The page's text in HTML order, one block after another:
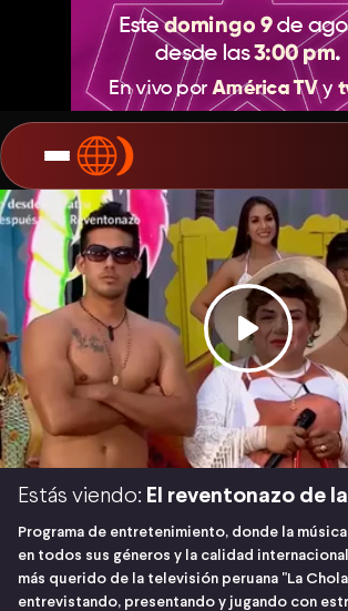
Estás viendo: El reventonazo de
Programa de entretenimiento, donde la
en todos sus géneros y la calidad
más querido de la televisión peruana "La
entrevistando, presentando y jugando con